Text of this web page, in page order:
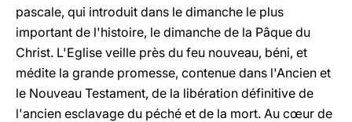
pascale, qui introduit dans le dimanche le plus
important de l'histoire, le dimanche de la Pâque du
Christ. L'Eglise veille près du feu nouveau, béni, et
médite la grande promesse, contenue dans l'Ancien et
le Nouveau Testament, de la libération définitive de
l'ancien esclavage du péché et de la mort. Au cœur de